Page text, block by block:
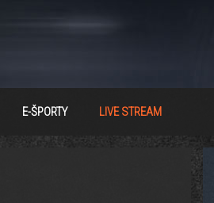
E-ŠPORTY LIVE STREAM